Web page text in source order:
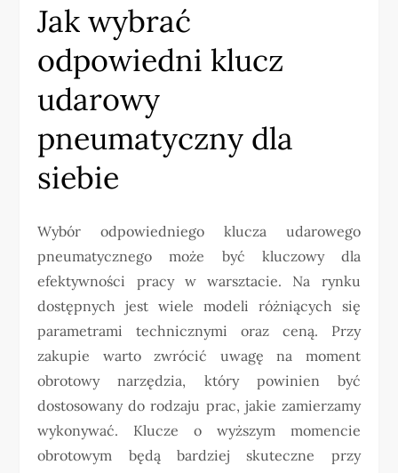
Jak wybrać
odpowiedni klucz
udarowy
pneumatyczny dla
siebie
Wybór odpowiedniego klucza udarowego
pneumatycznego może być kluczowy dla
efektywności pracy w warsztacie. Na rynku
dostępnych jest wiele modeli różniących się
parametrami technicznymi oraz ceną. Przy
zakupie warto zwrócić uwagę na moment
obrotowy narzędzia, który powinien być
dostosowany do rodzaju prac, jakie zamierzamy
wykonywać. Klucze o wyższym momencie
obrotowym będą bardziej skuteczne przy